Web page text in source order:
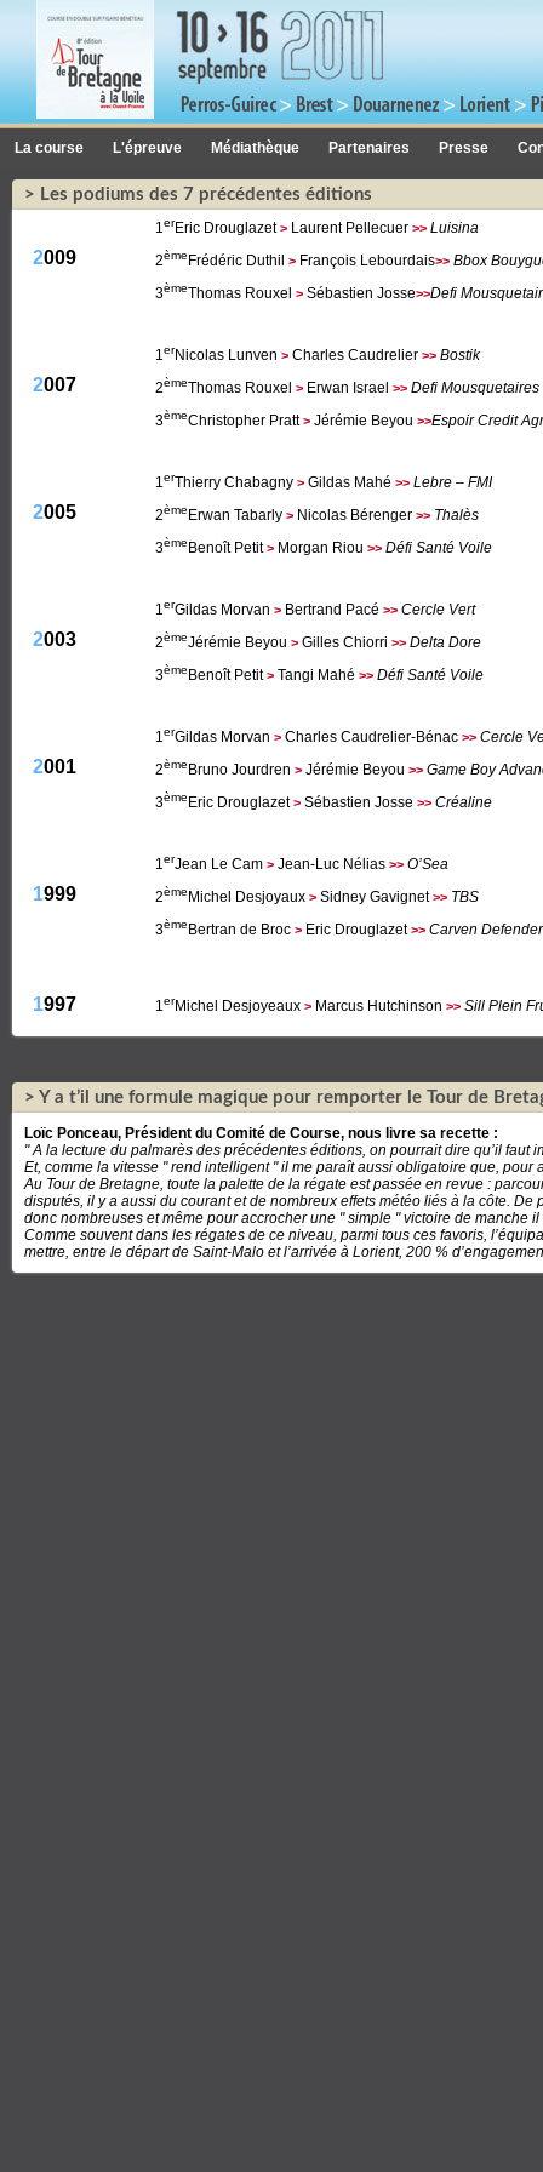
> Les podiums des 7 précédentes éditions
2009
1erEric Drouglazet> Laurent Pellecuer >> Luisina
2ème Frédéric Duthil > François Lebourdais>> Bbox
3èmeThomas Rouxel > Sébastien Josse>>Defi
2007
1erNicolas Lunven > Charles Caudrelier >> Bostik
2èmeThomas Rouxel > Erwan Israel >> Defi Mousquetaires
3èmeChristopher Pratt> Jérémie Beyou >>Espoir Credit
2005
1erThierry Chabagny > Gildas Mahé >> Lebre – FMI
2ème Erwan Tabarly > Nicolas Bérenger >> Thalès
3ème Benoît Petit> Morgan Riou >> Défi Santé Voile
2003
1erGildas Morvan > Bertrand Pacé >> Cercle Vert
2èmeJérémie Beyou > Gilles Chiorri >> Delta Dore
3ème Benoît Petit> Tangi Mahé >> Défi Santé Voile
2001
1erGildas Morvan > Charles Caudrelier-Bénac >> Cercle
2ème Bruno Jourdren > Jérémie Beyou >> Game Boy
3ème Eric Drouglazet> Sébastien Josse >> Créaline
1999
1erJean Le Cam > Jean-Luc Nélias >> O’Sea
2ème Michel Desjoyaux > Sidney Gavignet>> TBS
3ème Bertran de Broc > Eric Drouglazet>> Carven Defender
1997 1erMichel Desjoyeaux > Marcus Hutchinson >> Sill Plein
> Y a t’il une formule magique pour remporter le Tour de
Loïc Ponceau, Président du Comité de Course, nous livre sa recette :
" A la lecture du palmarès des précédentes éditions, on pourrait dire qu’il
Et, comme la vitesse " rend intelligent " il me paraît aussi obligatoire que,
Au Tour de Bretagne, toute la palette de la régate est passée en revue :
disputés, il y a aussi du courant et de nombreux effets météo liés à la côte.
donc nombreuses et même pour accrocher une " simple " victoire de manche il
Comme souvent dans les régates de ce niveau, parmi tous ces favoris,
mettre, entre le départ de Saint-Malo et l’arrivée à Lorient, 200 %
La course L'épreuve Médiathèque Partenaires Presse